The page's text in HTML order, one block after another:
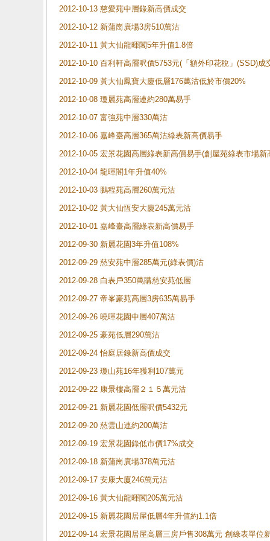
2012-10-13 慈愛苑中層錄新高價成交
2012-10-12 新蒲崗廣場3房510萬沽
2012-10-11 黃大仙龍暉閣5年升值1.8倍
2012-10-10 百利軒高層呎價5753元(「額外印花稅」(SSD)成
2012-10-09 黃大仙鳳寶大廈低層176萬沽低於市價20%
2012-10-08 瓊麗苑高層連約280萬易手
2012-10-07 富強苑中層330萬沽
2012-10-06 嘉峰臺高層365萬沽綠表新高價易手
2012-10-05 宏景花園高層綠表新高價易手(創屋苑綠表市場新
2012-10-04 龍暉閣1年升值40%
2012-10-03 鵬程苑高層260萬元沽
2012-10-02 黃大仙恆安大廈245萬元沽
2012-10-01 嘉峰臺高層綠表新高價易手
2012-09-30 新麗花園3年升值108%
2012-09-29 慈安苑中層285萬元(綠表價)沽
2012-09-28 白表戶350萬購慈安苑低層
2012-09-27 帝峯豪苑高層3房635萬易手
2012-09-26 曉暉花園中層407萬沽
2012-09-25 豪苑低層290萬沽
2012-09-24 怡庭居錄新高價成交
2012-09-23 瓊山苑16年獲利107萬元
2012-09-22 康景樓高層２１５萬元沽
2012-09-21 新麗花園低層呎價5432元
2012-09-20 慈雲山連約200萬沽
2012-09-19 宏景花園錄低市價17%成交
2012-09-18 新蒲崗廣場378萬元沽
2012-09-17 安康大廈246萬元沽
2012-09-16 黃大仙龍暉閣205萬元沽
2012-09-15 新麗花園居屋低層4年升值約1.1倍
2012-09-14 宏景花園居屋高層三房戶售308萬元 創綠表單位